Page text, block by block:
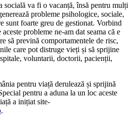
socială va fi o vacanță, însă pentru mulți
probleme psihologice, sociale,
sunt foarte greu de gestionat. Vorbind
probleme ne-am dat seama că e
să prevină comportamentele de risc,
care pot distruge vieți și să sprijine
voluntarii, doctorii, pacienții,
pentru viață derulează și sprijină
pentru a aduna la un loc aceste
a inițiat site-
.